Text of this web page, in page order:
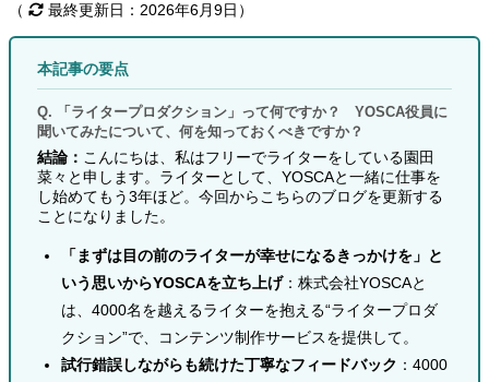
（ 最終更新日：2026年6月9日）
本記事の要点
Q. 「ライタープロダクション」って何ですか？ YOSCA役員に
聞いてみたについて、何を知っておくべきですか？
結論： こんにちは、私はフリーでライターをしている園田
菜々と申します。ライターとして、YOSCAと一緒に仕事を
し始めてもう3年ほど。今回からこちらのブログを更新する
ことになりました。
「まずは目の前のライターが幸せになるきっかけを」と
いう思いからYOSCAを立ち上げ：株式会社YOSCAと
は、4000名を越えるライターを抱える“ライタープロダ
クション”で、コンテンツ制作サービスを提供して。
試行錯誤しながらも続けた丁寧なフィードバック ：4000